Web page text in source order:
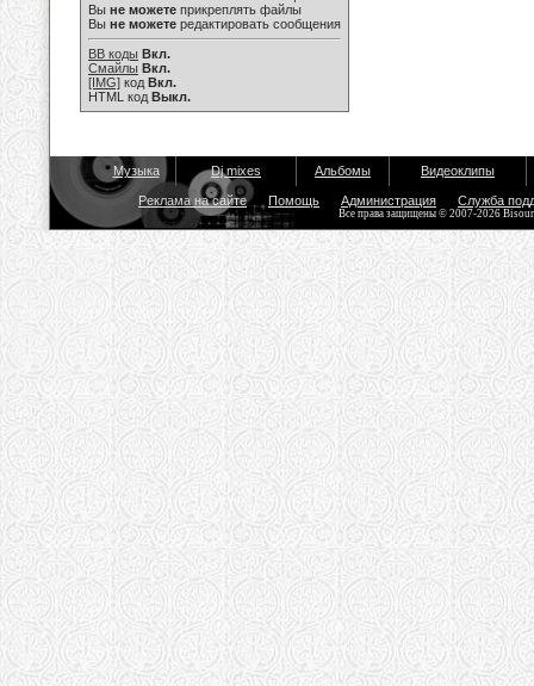
Вы не можете прикреплять файлы
Вы не можете редактировать сообщения
BB коды Вкл.
Смайлы Вкл.
[IMG] код Вкл.
HTML код Выкл.
Музыка Dj mixes Альбомы Видеоклипы
Реклама на сайте Помощь Администрация Служба
Все права защищены © 2007-2026